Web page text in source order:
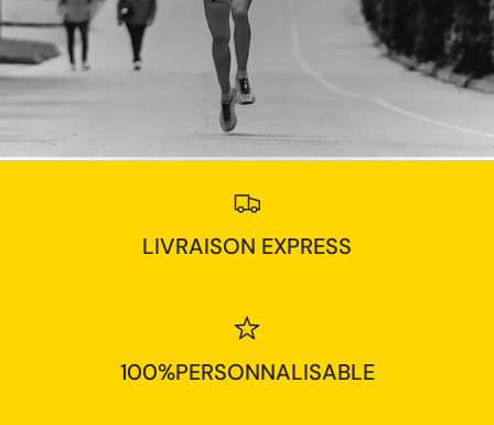
LIVRAISON EXPRESS
100%PERSONNALISABLE